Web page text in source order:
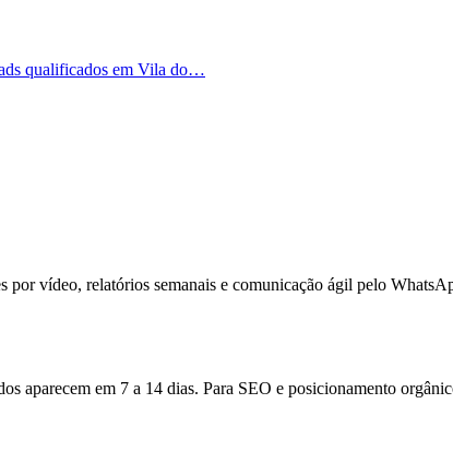
qualificados em Vila do…
vídeo, relatórios semanais e comunicação ágil pelo
aparecem em 7 a 14 dias. Para SEO e posicionamento